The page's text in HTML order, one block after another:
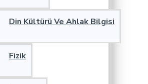
Din Kültürü Ve Ahlak Bilgisi
Fizik